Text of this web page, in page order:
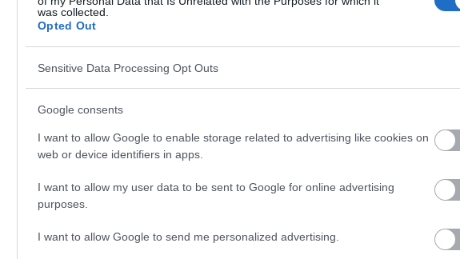
was collected.
Opted Out
Sensitive Data Processing Opt Outs
Google consents
I want to allow Google to enable storage related to advertising like cookies on
web or device identifiers in apps.
I want to allow my user data to be sent to Google for online advertising
purposes.
I want to allow Google to send me personalized advertising.
de la peau est fondamental pour sa santé. Il permet
de sébum et le maquillage, et de prévenir les imperfections.